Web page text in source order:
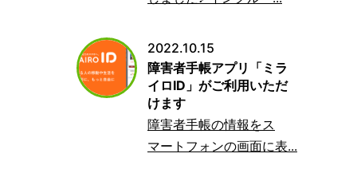
2022.10.15
障害者手帳アプリ「ミラ
イロID」がご利用いただ
けます
障害者手帳の情報をス
マートフォンの画面に表...